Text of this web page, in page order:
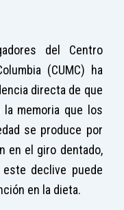
del Centro
(CUMC) ha
directa de que
memoria que los
se produce por
en el giro dentado,
declive puede
en la dieta.